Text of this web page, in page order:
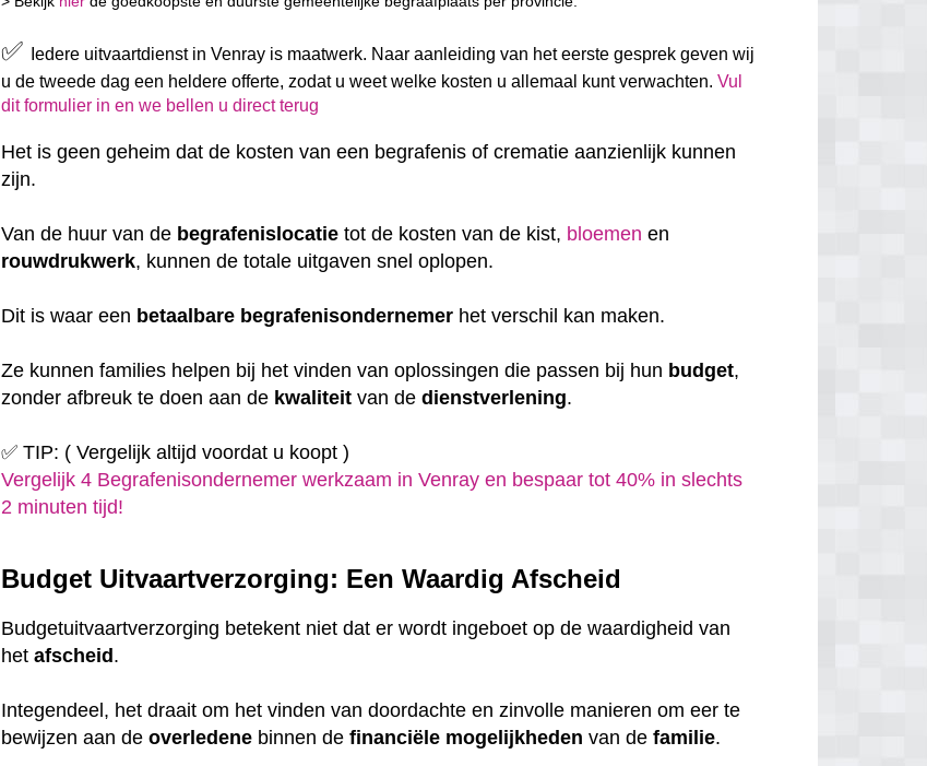
✅
Iedere uitvaartdienst in Venray is maatwerk. Naar aanleiding van het eerste gesprek geven wij
u de tweede dag een heldere offerte, zodat u weet welke kosten u allemaal kunt verwachten.Vul
dit formulier in en we bellen u direct terug
Het is geen geheim dat de kosten van een begrafenis of crematie aanzienlijk kunnen
zijn.
Van de huur van de begrafenislocatie tot de kosten van de kist, bloemen en
rouwdrukwerk, kunnen de totale uitgaven snel oplopen.
Dit is waar een betaalbare begrafenisondernemer het verschil kan maken.
Ze kunnen families helpen bij het vinden van oplossingen die passen bij hun budget,
zonder afbreuk te doen aan de kwaliteit van dedienstverlening.
✅ TIP: ( Vergelijk altijd voordat u koopt )
Vergelijk 4 Begrafenisondernemer werkzaam in Venray en bespaar tot 40% in slechts
2 minuten tijd!
Budget Uitvaartverzorging: Een Waardig Afscheid
Budgetuitvaartverzorging betekent niet dat er wordt ingeboet op de waardigheid van
hetafscheid .
Integendeel, het draait om het vinden van doordachte en zinvolle manieren om eer te
bewijzen aan deoverledene binnen definanciële mogelijkheden van defamilie.